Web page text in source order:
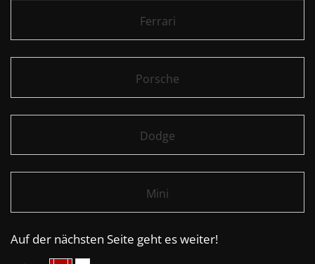
Ferrari
Porsche
Dodge
Mini
Auf der nächsten Seite geht es weiter!